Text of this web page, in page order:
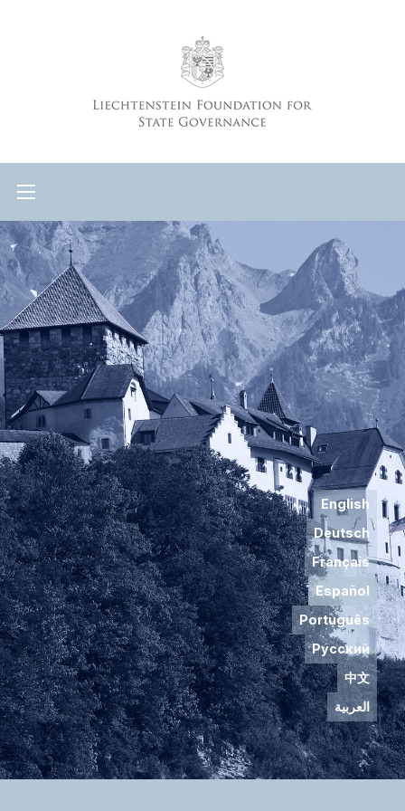
Deutsch
English
Français
Español
Português
Русский
العربية
中文